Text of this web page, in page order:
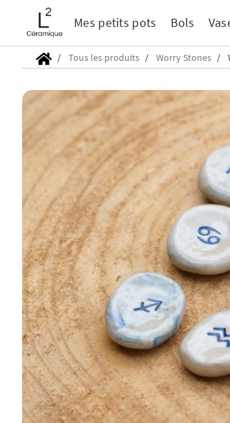
Mes petits pots Bols
Tous les produits Worry Stones